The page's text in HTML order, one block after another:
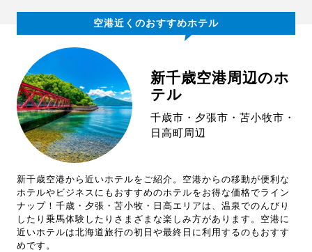
空港近くのおすすめホテル
新千歳空港周辺のホ
テル
千歳市・夕張市・苫小牧市・
日高町周辺
新千歳空港から近いホテルをご紹介。空港からの移動が便利な
ホテルやビジネスにもおすすめのホテルをお得な価格でライン
ナップ！千歳・夕張・苫小牧・日高エリアは、温泉でのんびり
したり乗馬体験したりさまざまな楽しみ方があります。空港に
近いホテルは北海道旅行の初日や最終日に利用するのもおすす
めです。